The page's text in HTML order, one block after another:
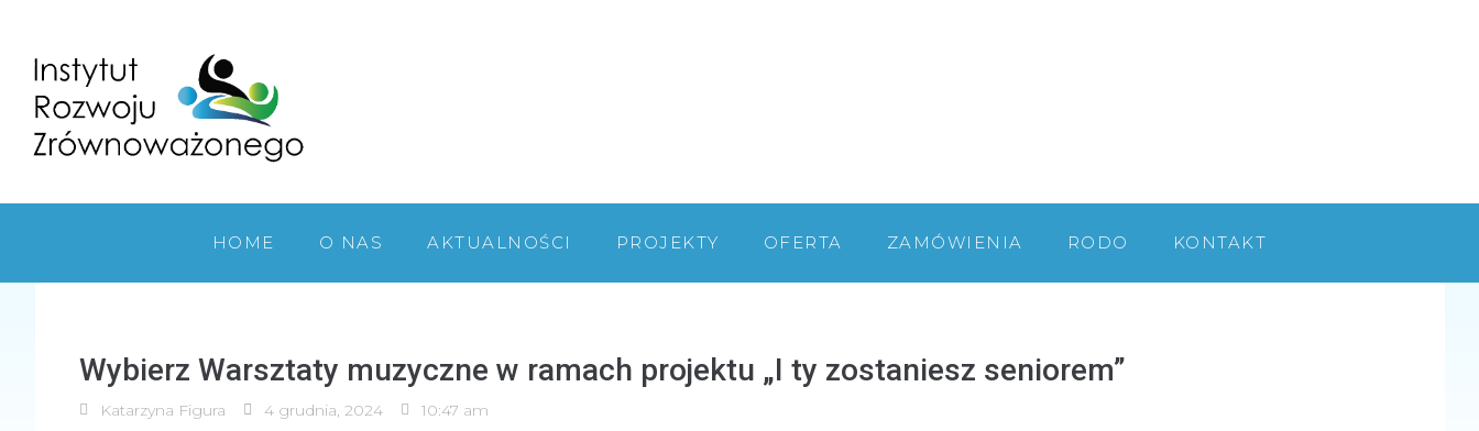
HOME O NAS AKTUALNOŚCI PROJEKTY OFERTA ZAMÓWIENIA RODO KONTAKT
Wybierz Warsztaty muzyczne w ramach projektu „I ty zostaniesz seniorem”
Katarzyna Figura 4 grudnia, 2024 10:47 am